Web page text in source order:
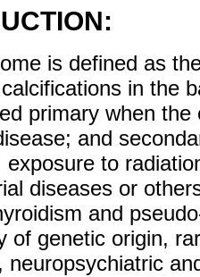
is defined as
in the
primary when
and
exposure to
diseases or
and
of genetic origin,
neuropsychiatric